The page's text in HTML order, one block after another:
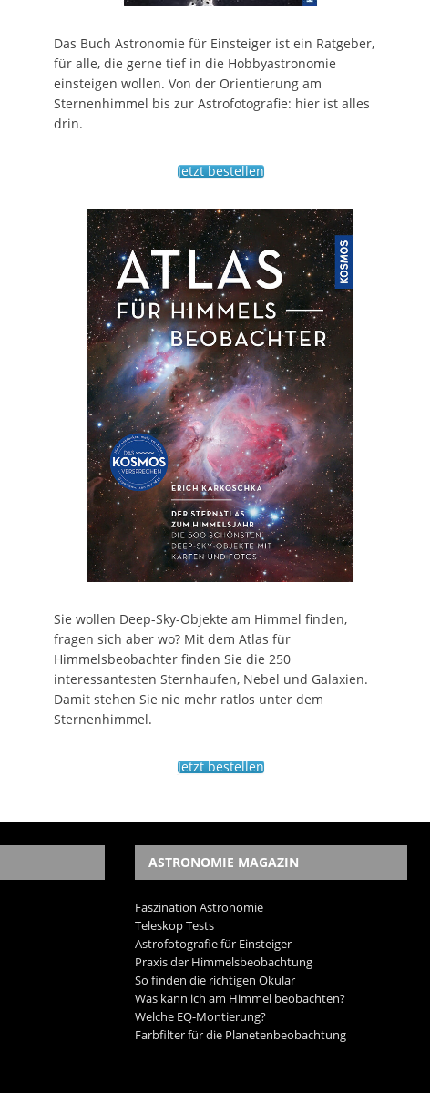
Das Buch Astronomie für Einsteiger ist ein Ratgeber,
für alle, die gerne tief in die Hobbyastronomie
einsteigen wollen. Von der Orientierung am
Sternenhimmel bis zur Astrofotografie: hier ist alles
drin.
Jetzt bestellen
Sie wollen Deep-Sky-Objekte am Himmel finden,
fragen sich aber wo? Mit dem Atlas für
Himmelsbeobachter finden Sie die 250
interessantesten Sternhaufen, Nebel und Galaxien.
Damit stehen Sie nie mehr ratlos unter dem
Sternenhimmel.
Jetzt bestellen
ASTRONOMIE MAGAZIN
Faszination Astronomie
Teleskop Tests
Astrofotografie für Einsteiger
Praxis der Himmelsbeobachtung
So finden die richtigen Okular
Was kann ich am Himmel beobachten?
Welche EQ-Montierung?
Farbfilter für die Planetenbeobachtung